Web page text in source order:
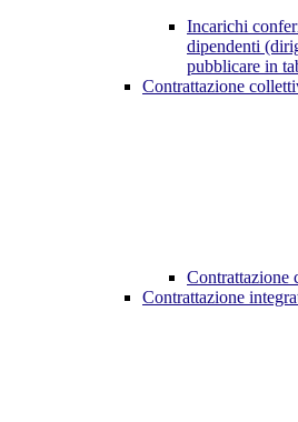
Incarichi
dipendenti
pubblicare in
Contrattazione
Contrattazione
Contrattazione